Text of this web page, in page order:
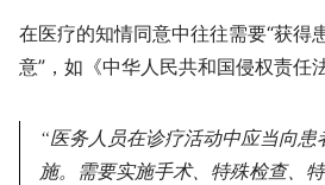
在医疗的知情同意中往往需要“获得
意”，如《中华人民共和国侵权责任
医务人员在诊疗活动中应当向
施。需要实施手术、特殊检查、